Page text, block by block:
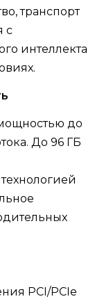
транспорт
с
интеллекта
до
До 96 ГБ
PCI/PCIe